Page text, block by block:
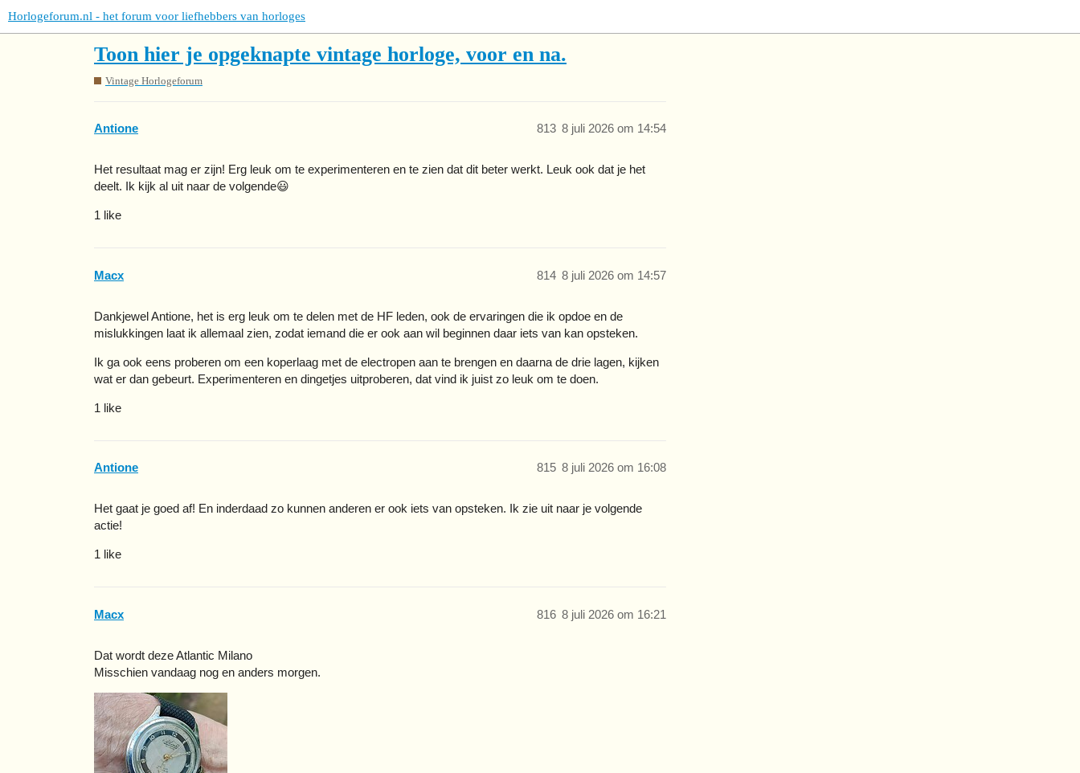
Horlogeforum.nl - het forum voor liefhebbers van horloges
Toon hier je opgeknapte vintage horloge, voor en na.
Vintage Horlogeforum
Antione 8 juli 2026 om 14:54
813
Het resultaat mag er zijn! Erg leuk om te experimenteren en te zien dat dit beter werkt. Leuk ook dat je het
deelt. Ik kijk al uit naar de volgende😃
1 like
Macx 8 juli 2026 om 14:57
814
Dankjewel Antione, het is erg leuk om te delen met de HF leden, ook de ervaringen die ik opdoe en de
mislukkingen laat ik allemaal zien, zodat iemand die er ook aan wil beginnen daar iets van kan opsteken.
Ik ga ook eens proberen om een koperlaag met de electropen aan te brengen en daarna de drie lagen, kijken
wat er dan gebeurt. Experimenteren en dingetjes uitproberen, dat vind ik juist zo leuk om te doen.
1 like
Antione 8 juli 2026 om 16:08
815
Het gaat je goed af! En inderdaad zo kunnen anderen er ook iets van opsteken. Ik zie uit naar je volgende
actie!
1 like
Macx 8 juli 2026 om 16:21
816
Dat wordt deze Atlantic Milano
Misschien vandaag nog en anders morgen.